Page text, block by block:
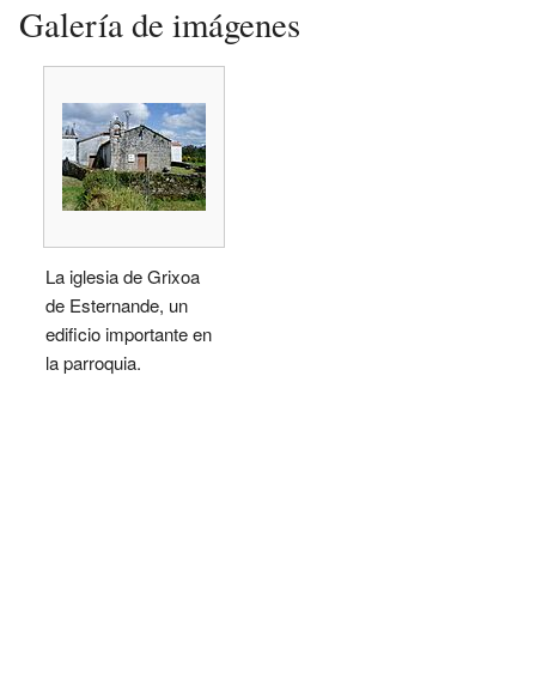
Galería de imágenes
La iglesia de Grixoa
de Esternande, un
edificio importante en
la parroquia.